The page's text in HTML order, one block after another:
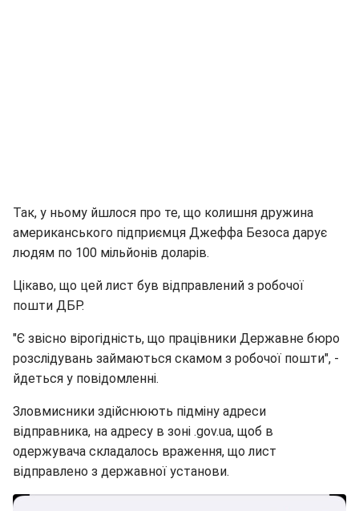
Так, у ньому йшлося про те, що колишня дружина
американського підприємця Джеффа Безоса дарує
людям по 100 мільйонів доларів.
Цікаво, що цей лист був відправлений з робочої
пошти ДБР.
"Є звісно вірогідність, що працівники Державне бюро
розслідувань займаються скамом з робочої пошти", -
йдеться у повідомленні.
Зловмисники здійснюють підміну адреси
відправника, на адресу в зоні .gov.ua, щоб в
одержувача складалось враження, що лист
відправлено з державної установи.